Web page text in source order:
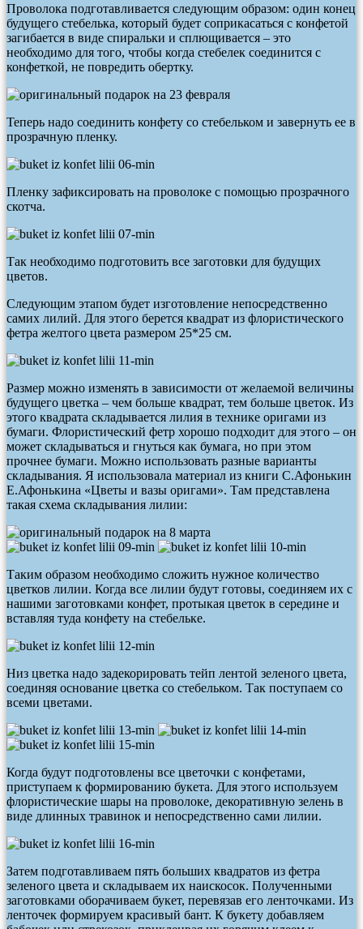
Проволока подготавливается следующим образом: один конец
будущего стебелька, который будет соприкасаться с конфетой
загибается в виде спиральки и сплющивается – это
необходимо для того, чтобы когда стебелек соединится с
конфеткой, не повредить обертку.
Теперь надо соединить конфету со стебельком и завернуть ее в
прозрачную пленку.
Пленку зафиксировать на проволоке с помощью прозрачного
скотча.
Так необходимо подготовить все заготовки для будущих
цветов.
Следующим этапом будет изготовление непосредственно
самих лилий. Для этого берется квадрат из флористического
фетра желтого цвета размером 25*25 см.
Размер можно изменять в зависимости от желаемой величины
будущего цветка – чем больше квадрат, тем больше цветок. Из
этого квадрата складывается лилия в технике оригами из
бумаги. Флористический фетр хорошо подходит для этого – он
может складываться и гнуться как бумага, но при этом
прочнее бумаги. Можно использовать разные варианты
складывания. Я использовала материал из книги С.Афонькин
Е.Афонькина «Цветы и вазы оригами». Там представлена
такая схема складывания лилии:
Таким образом необходимо сложить нужное количество
цветков лилии. Когда все лилии будут готовы, соединяем их с
нашими заготовками конфет, протыкая цветок в середине и
вставляя туда конфету на стебельке.
Низ цветка надо задекорировать тейп лентой зеленого цвета,
соединяя основание цветка со стебельком. Так поступаем со
всеми цветами.
Когда будут подготовлены все цветочки с конфетами,
приступаем к формированию букета. Для этого используем
флористические шары на проволоке, декоративную зелень в
виде длинных травинок и непосредственно сами лилии.
Затем подготавливаем пять больших квадратов из фетра
зеленого цвета и складываем их наискосок. Полученными
заготовками оборачиваем букет, перевязав его ленточками. Из
ленточек формируем красивый бант. К букету добавляем